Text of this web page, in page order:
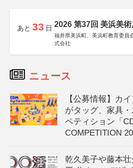
あと 33 日 2026 第37回 美浜美術
福井県美浜町、美浜町教育委員
式会社
ニュース
【公募情報】カ
がタッグ、家具
ペティション「
COMPETITION
乾久美子や藤本